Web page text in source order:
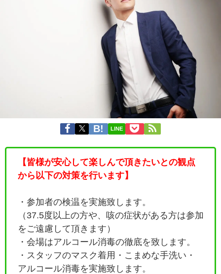
LINE
【皆様が安心して楽しんで頂きたいとの観点
から以下の対策を行います】
・参加者の検温を実施致します。
（37.5度以上の方や、咳の症状がある方は参加
をご遠慮して頂きます）
・会場はアルコール消毒の徹底を致します。
・ スタッフのマスク着用・こまめな手洗い・
アルコール消毒を実施致します。